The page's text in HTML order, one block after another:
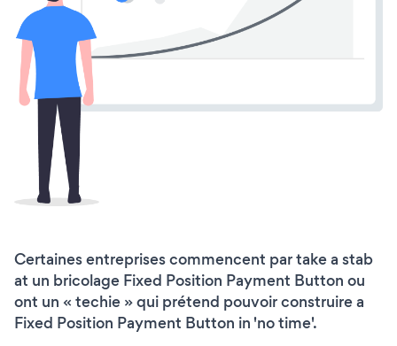
Certaines entreprises commencent par take a stab
at un bricolage Fixed Position Payment Button ou
ont un « techie » qui prétend pouvoir construire a
Fixed Position Payment Button in 'no time'.